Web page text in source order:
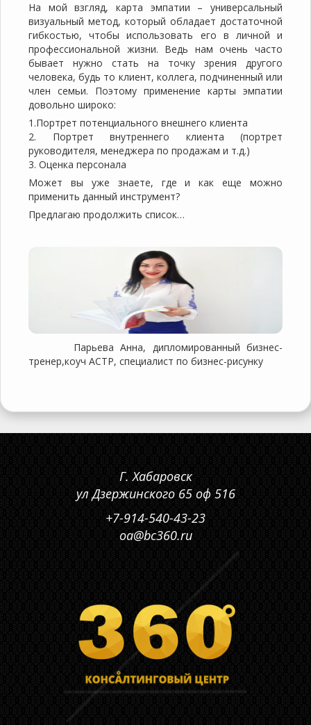
На мой взгляд, карта эмпатии – универсальный
визуальный метод, который обладает достаточной
гибкостью, чтобы использовать его в личной и
профессиональной жизни. Ведь нам очень часто
бывает нужно стать на точку зрения другого
человека, будь то клиент, коллега, подчиненный или
член семьи. Поэтому применение карты эмпатии
довольно широко:
1.Портрет потенциального внешнего клиента
2. Портрет внутреннего клиента (портрет
руководителя, менеджера по продажам и т.д.)
3. Оценка персонала
Может вы уже знаете, где и как еще можно
применить данный инструмент?
Предлагаю продолжить список…
Парьева Анна, дипломированный бизнес-
тренер,коуч ACTP, специалист по бизнес-рисунку
Г. Хабаровск
ул Дзержинского 65 оф 516
+7-914-540-43-23
oa@bc360.ru